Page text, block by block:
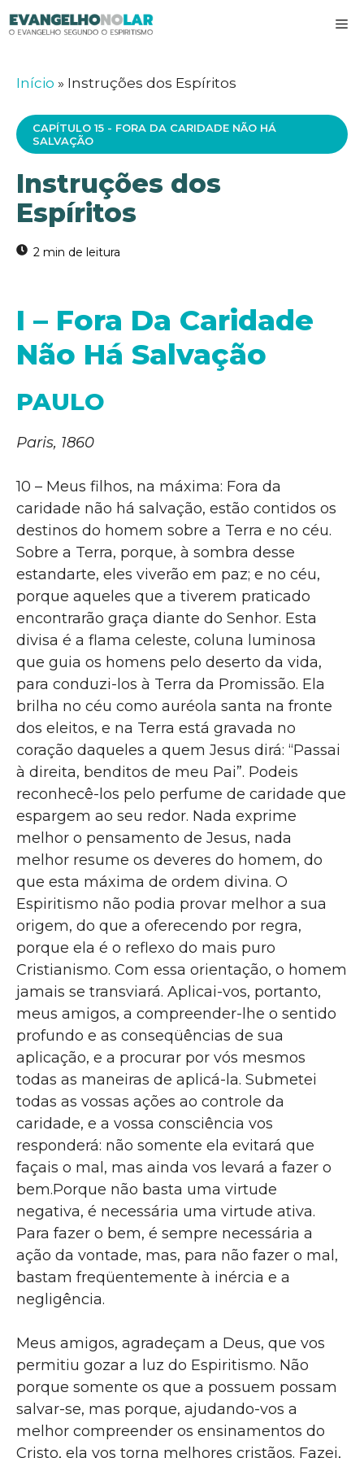
para
Início » Instruções dos Espíritos
CAPÍTULO 15 - FORA DA CARIDADE NÃO HÁ
SALVAÇÃO
Instruções dos
Espíritos
I – Fora Da Caridade
Não Há Salvação
PAULO
Paris, 1860
10 – Meus filhos, na máxima: Fora da
caridade não há salvação, estão contidos os
destinos do homem sobre a Terra e no céu.
Sobre a Terra, porque, à sombra desse
estandarte, eles viverão em paz; e no céu,
porque aqueles que a tiverem praticado
encontrarão graça diante do Senhor. Esta
divisa é a flama celeste, coluna luminosa
que guia os homens pelo deserto da vida,
para conduzi-los à Terra da Promissão. Ela
brilha no céu como auréola santa na fronte
dos eleitos, e na Terra está gravada no
coração daqueles a quem Jesus dirá: “Passai
à direita, benditos de meu Pai”. Podeis
reconhecê-los pelo perfume de caridade que
espargem ao seu redor. Nada exprime
melhor o pensamento de Jesus, nada
melhor resume os deveres do homem, do
que esta máxima de ordem divina. O
Espiritismo não podia provar melhor a sua
origem, do que a oferecendo por regra,
porque ela é o reflexo do mais puro
Cristianismo. Com essa orientação, o homem
jamais se transviará. Aplicai-vos, portanto,
meus amigos, a compreender-lhe o sentido
profundo e as conseqüências de sua
aplicação, e a procurar por vós mesmos
todas as maneiras de aplicá-la. Submetei
todas as vossas ações ao controle da
caridade, e a vossa consciência vos
responderá: não somente ela evitará que
façais o mal, mas ainda vos levará a fazer o
bem.Porque não basta uma virtude
negativa, é necessária uma virtude ativa.
Para fazer o bem, é sempre necessária a
ação da vontade, mas, para não fazer o mal,
bastam freqüentemente à inércia e a
negligência.
Meus amigos, agradeçam a Deus, que vos
permitiu gozar a luz do Espiritismo. Não
porque somente os que a possuem possam
salvar-se, mas porque, ajudando-vos a
melhor compreender os ensinamentos do
Cristo, ela vos torna melhores cristãos. Fazei,